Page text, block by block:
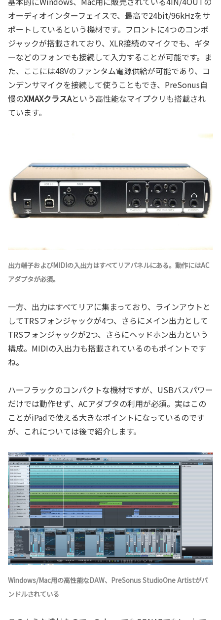
オーディオインターフェイスで、最高で24bit/96kHzをサ
ポートしているという機材です。フロントに4つのコンボ
ジャックが搭載されており、XLR接続のマイクでも、ギタ
ーなどのフォンでも接続して入力することが可能です。ま
た、ここには48Vのファンタム電源供給が可能であり、コ
ンデンサマイクを接続して使うこともでき、PreSonus自
慢のXMAXクラスAという高性能なマイプクリも搭載され
ています。
出力端子およびMIDIの入出力はすべてリアパネルにある。動作にはAC
アダプタが必須。
一方、出力はすべてリアに集まっており、ラインアウトと
してTRSフォンジャックが4つ、さらにメイン出力として
TRSフォンジャックが2つ、さらにヘッドホン出力という
構成。MIDIの入出力も搭載されているのもポイントです
ね。
ハーフラックのコンパクトな機材ですが、USBバスパワー
だけでは動作せず、ACアダプタの利用が必須。実はこの
ことがiPadで使える大きなポイントになっているのです
が、これについては後で紹介します。
Windows/Mac用の高性能なDAW、PreSonus StudioOne Artistがバ
ンドルされている